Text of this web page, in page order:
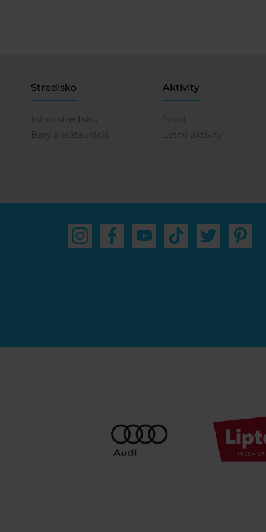
Stredisko
Info o stredisku
Bary a reštaurácie
Aktivity
Šport
Letné aktivity